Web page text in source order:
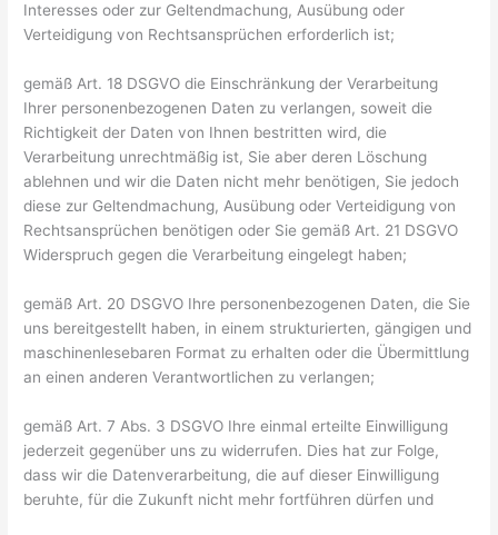
Interesses oder zur Geltendmachung, Ausübung oder
Verteidigung von Rechtsansprüchen erforderlich ist;
gemäß Art. 18 DSGVO die Einschränkung der Verarbeitung
Ihrer personenbezogenen Daten zu verlangen, soweit die
Richtigkeit der Daten von Ihnen bestritten wird, die
Verarbeitung unrechtmäßig ist, Sie aber deren Löschung
ablehnen und wir die Daten nicht mehr benötigen, Sie jedoch
diese zur Geltendmachung, Ausübung oder Verteidigung von
Rechtsansprüchen benötigen oder Sie gemäß Art. 21 DSGVO
Widerspruch gegen die Verarbeitung eingelegt haben;
gemäß Art. 20 DSGVO Ihre personenbezogenen Daten, die Sie
uns bereitgestellt haben, in einem strukturierten, gängigen und
maschinenlesebaren Format zu erhalten oder die Übermittlung
an einen anderen Verantwortlichen zu verlangen;
gemäß Art. 7 Abs. 3 DSGVO Ihre einmal erteilte Einwilligung
jederzeit gegenüber uns zu widerrufen. Dies hat zur Folge,
dass wir die Datenverarbeitung, die auf dieser Einwilligung
beruhte, für die Zukunft nicht mehr fortführen dürfen und